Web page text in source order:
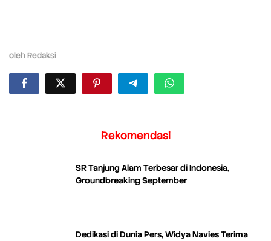
oleh Redaksi
Rekomendasi
SR Tanjung Alam Terbesar di Indonesia,
Groundbreaking September
Dedikasi di Dunia Pers, Widya Navies Terima